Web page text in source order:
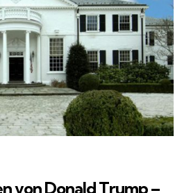
von Donald Trump –